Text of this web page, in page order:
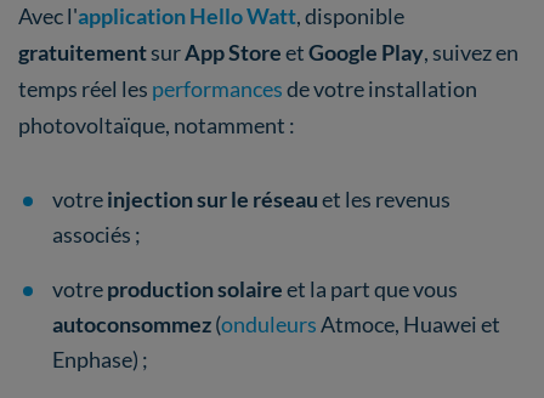
Avec l'application Hello Watt, disponible
gratuitementsurApp StoreetGoogle Play, suivez en
temps réel les performancesde votre installation
photovoltaïque, notamment :
votreinjection sur le réseauet les revenus
associés ;
votreproduction solaireet la part que vous
autoconsommez(onduleursAtmoce, Huawei et
Enphase) ;